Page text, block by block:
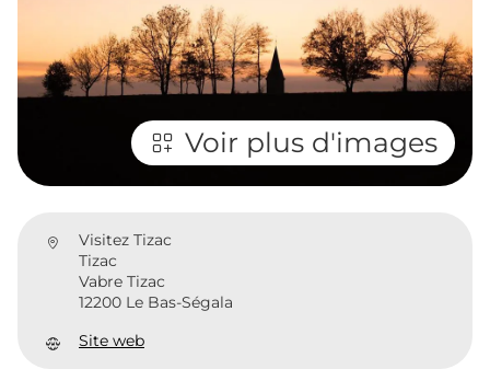
Voir plus d'images
Visitez Tizac
Tizac
Vabre Tizac
12200 Le Bas-Ségala
Site web